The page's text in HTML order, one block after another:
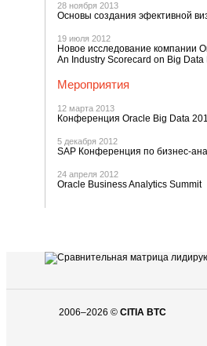
28 ноября 2013
Основы создания эфективной
19 июля 2012
Новое исследование компании
An Industry Scorecard on Big
Мероприятия
12 марта 2013
Конференция Oracle Big Data
5 декабря 2012
SAP Конференция по бизнес-
24 апреля 2012
Oracle Business Analytics Summit
2006–2026 © CITIA BTC